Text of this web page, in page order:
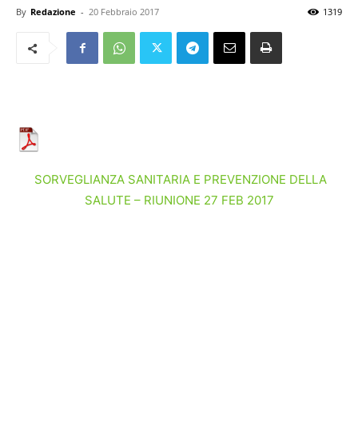
By Redazione - 20 Febbraio 2017 1319
SORVEGLIANZA SANITARIA E PREVENZIONE DELLA
SALUTE – RIUNIONE 27 FEB 2017